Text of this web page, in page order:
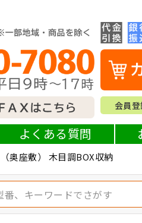
会員
よくある質問
奥座敷） 木目調BOX収納